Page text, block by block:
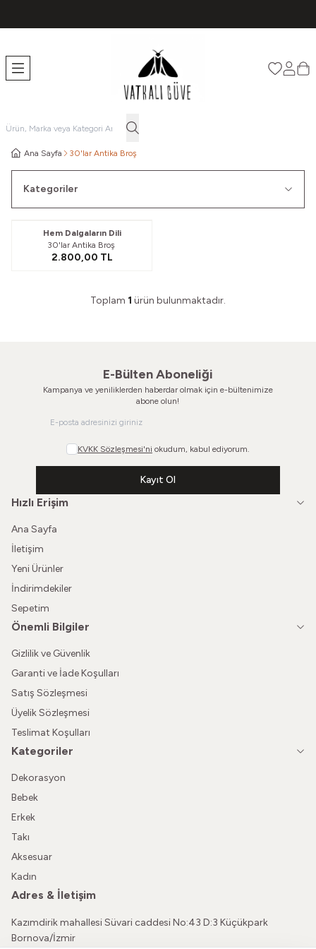
Favorilerim
Ana Sayfa 30'lar Antika Broş
Kategoriler
Hem Dalgaların Dili
30'lar Antika Broş
2.800,00 TL
Toplam 1 ürün bulunmaktadır.
E-Bülten Aboneliği
Kampanya ve yeniliklerden haberdar olmak için e-bültenimize
abone olun!
KVKK Sözleşmesi'ni okudum, kabul ediyorum.
Kayıt Ol
Hızlı Erişim
Ana Sayfa
İletişim
Yeni Ürünler
İndirimdekiler
Sepetim
Önemli Bilgiler
Gizlilik ve Güvenlik
Garanti ve İade Koşulları
Satış Sözleşmesi
Üyelik Sözleşmesi
Teslimat Koşulları
Kategoriler
Dekorasyon
Bebek
Erkek
Takı
Aksesuar
Kadın
Adres & İletişim
Kazımdirik mahallesi Süvari caddesi No:43 D:3 Küçükpark
Bornova/İzmir